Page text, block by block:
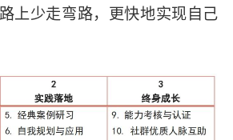
上少走弯路，更快地实现自己